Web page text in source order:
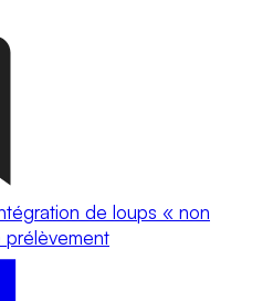
de loups « non